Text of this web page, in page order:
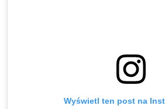
Wyświetl ten post na